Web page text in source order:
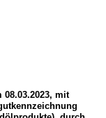
08.03.2023, mit